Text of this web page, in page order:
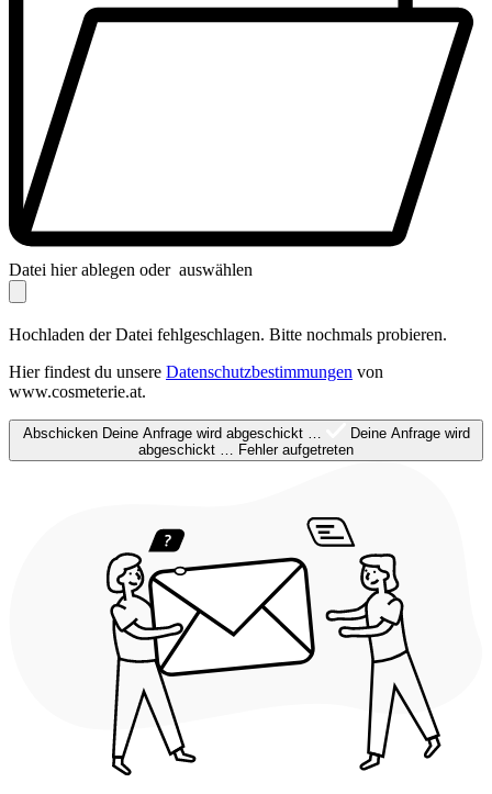
Datei hier ablegen oder auswählen
Hochladen der Datei fehlgeschlagen. Bitte nochmals probieren.
Hier findest du unsere Datenschutzbestimmungen von
www.cosmeterie.at.
Abschicken Deine Anfrage wird abgeschickt …
Deine Anfrage wird
abgeschickt … Fehler aufgetreten